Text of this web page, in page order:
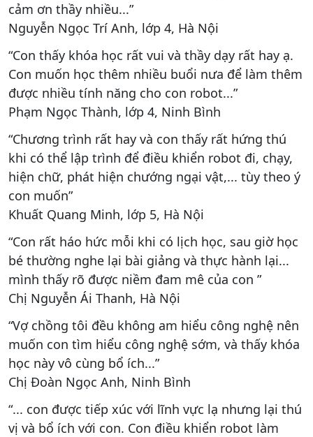
cảm ơn thầy nhiều...”
Nguyễn Ngọc Trí Anh, lớp 4, Hà Nội
“Con thấy khóa học rất vui và thầy dạy rất hay ạ.
Con muốn học thêm nhiều buổi nưa để làm thêm
được nhiều tính năng cho con robot...”
Phạm Ngọc Thành, lớp 4, Ninh Bình
“Chương trình rất hay và con thấy rất hứng thú
khi có thể lập trình để điều khiển robot đi, chạy,
hiện chữ, phát hiện chướng ngại vật,... tùy theo ý
con muốn”
Khuất Quang Minh, lớp 5, Hà Nội
“Con rất háo hức mỗi khi có lịch học, sau giờ học
bé thường nghe lại bài giảng và thực hành lại...
mình thấy rõ được niềm đam mê của con ”
Chị Nguyễn Ái Thanh, Hà Nội
“Vợ chồng tôi đều không am hiểu công nghệ nên
muốn con tìm hiểu công nghệ sớm, và thấy khóa
học này vô cùng bổ ích...”
Chị Đoàn Ngọc Anh, Ninh Bình
“... con được tiếp xúc với lĩnh vực lạ nhưng lại thú
vị và bổ ích với con. Con điều khiển robot làm